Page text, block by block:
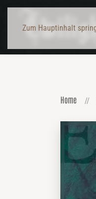
Zum Hauptinhalt
Home